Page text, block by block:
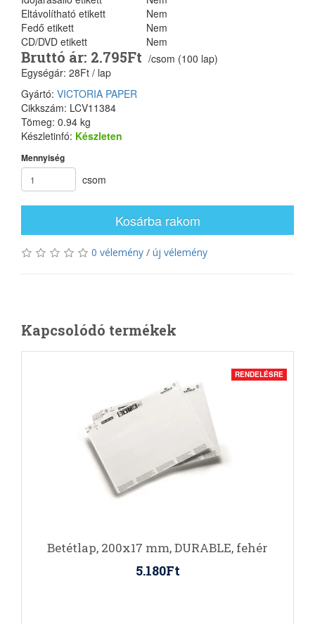
Eltávolítható etikett
Nem
Fedő etikett
Nem
CD/DVD etikett
Nem
Bruttó ár: 2.795Ft /csom (100 lap)
Egységár: 28Ft / lap
Gyártó: VICTORIA PAPER
Cikkszám: LCV11384
Tömeg: 0.94 kg
Készletinfó: Készleten
Mennyiség
csom
Kosárba rakom
0 vélemény / új vélemény
Kapcsolódó termékek
RENDELÉSRE
Betétlap, 200x17 mm, DURABLE, fehér
5.180Ft